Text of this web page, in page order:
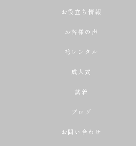
お役立ち情報
お客様の声
袴レンタル
成人式
試着
ブログ
お問い合わせ